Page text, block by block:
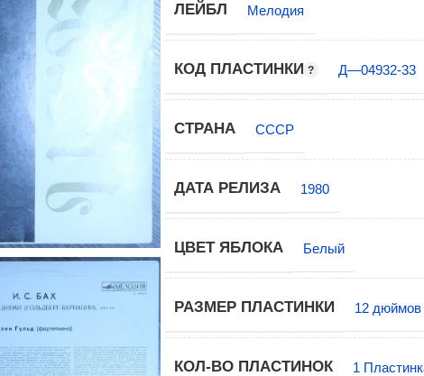
ЛЕЙБЛ Мелодия
КОД ПЛАСТИНКИ Д—04932-33
СТРАНА СССР
ДАТА РЕЛИЗА 1980
ЦВЕТ ЯБЛОКА Белый
РАЗМЕР ПЛАСТИНКИ 12 дюймов
КОЛ-ВО ПЛАСТИНОК 1